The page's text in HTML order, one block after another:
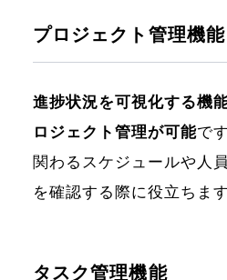
プロジェクト管理機能
進捗状況を可視化する機
ロジェクト管理が可能で
関わるスケジュールや人
を確認する際に役立ちます
タスク管理機能